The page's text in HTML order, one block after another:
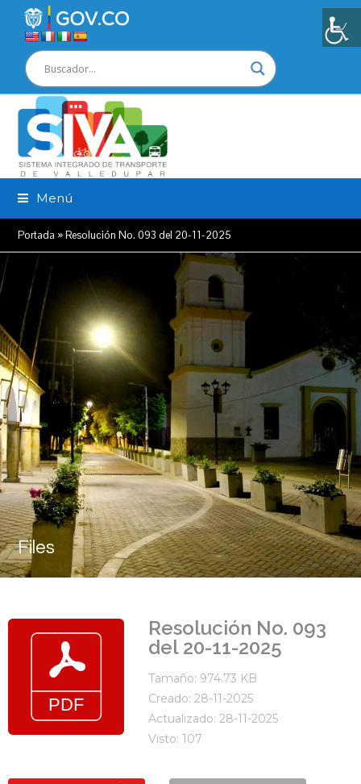
Menú
Portada »Resolución No. 093 del 20-11-2025
Files
Resolución No. 093
del 20-11-2025
Tamaño: 974.73 KB
Creado: 28-11-2025
Actualizado: 28-11-2025
Visto: 107